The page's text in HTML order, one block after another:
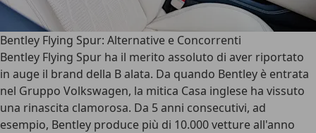
Bentley Flying Spur: Alternative e Concorrenti
Bentley Flying Spur ha il merito assoluto di aver riportato
in auge il brand della B alata. Da quando Bentley è entrata
nel Gruppo Volkswagen, la mitica Casa inglese ha vissuto
una rinascita clamorosa. Da 5 anni consecutivi, ad
esempio, Bentley produce più di 10.000 vetture all'anno